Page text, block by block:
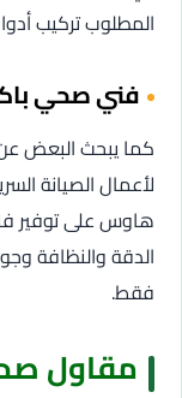
المطلوب تركيب
فني صحي
كما يبحث البعض
لأعمال الصيانة
هاوس على توفير
الدقة والنظافة
فقط.
مقاول